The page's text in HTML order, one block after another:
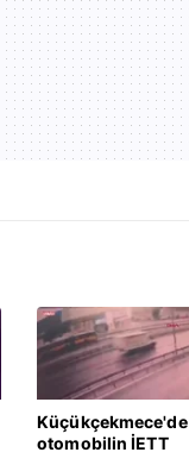
Küçükçekmece'de
otomobilin İETT